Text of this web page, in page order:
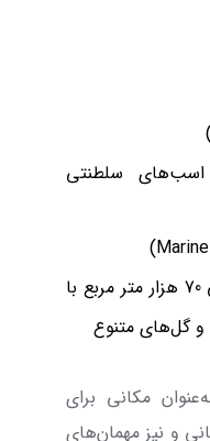
سلطنتی
)
چندین باغ با مساحت کلی 70 هزار متر مربع با
و گل‌های متنوع
مکانی برای
و نیز مهمان‌های